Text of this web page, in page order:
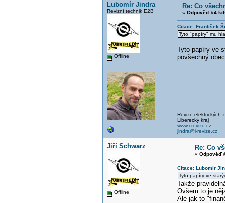
Lubomír Jindra
Revizní technik E2B
Offline
Re: Co
« Odpověď #4
Citace: František
Tyto "papíry" mu
Tyto papíry ve
povšechný
Revize elektrických
Liberecký kraj
www.i-revize.cz
jindra@i-revize.cz
Jiří Schwarz
Offline
Re: Co
« Odpověď
Citace: Lubomír
Tyto papíry ve
Takže
Ovšem to je
Ale jak to